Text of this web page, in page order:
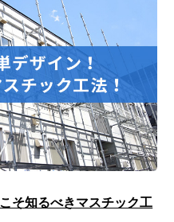
そ知るべきマスチック工